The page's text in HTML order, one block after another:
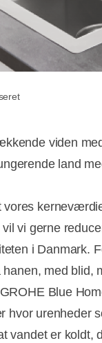
viden
land
vores
vi gerne
i Danmark.
med blid,
Blue
hvor urenheder
vandet er koldt,